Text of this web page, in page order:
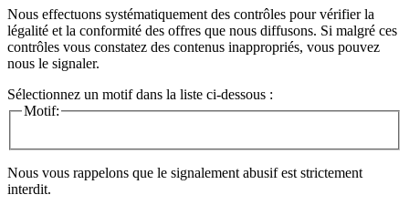
Nous effectuons systématiquement des contrôles pour vérifier la
légalité et la conformité des offres que nous diffusons. Si malgré ces
contrôles vous constatez des contenus inappropriés, vous pouvez
nous le signaler.
Sélectionnez un motif dans la liste ci-dessous :
Motif:
Nous vous rappelons que le signalement abusif est strictement
interdit.